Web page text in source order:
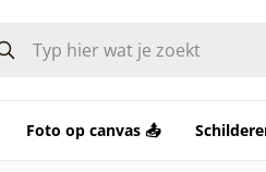
Foto op canvas 📤